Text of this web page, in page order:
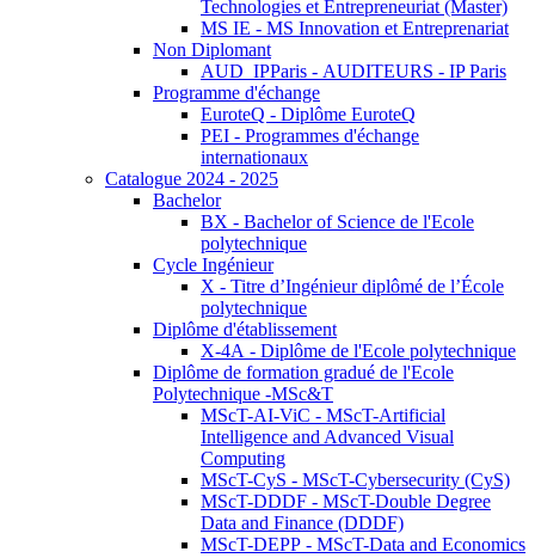
Technologies et Entrepreneuriat (Master)
MS IE - MS Innovation et Entreprenariat
Non Diplomant
AUD_IPParis - AUDITEURS - IP Paris
Programme d'échange
EuroteQ - Diplôme EuroteQ
PEI - Programmes d'échange
internationaux
Catalogue 2024 - 2025
Bachelor
BX - Bachelor of Science de l'Ecole
polytechnique
Cycle Ingénieur
X - Titre d’Ingénieur diplômé de l’École
polytechnique
Diplôme d'établissement
X-4A - Diplôme de l'Ecole polytechnique
Diplôme de formation gradué de l'Ecole
Polytechnique -MSc&T
MScT-AI-ViC - MScT-Artificial
Intelligence and Advanced Visual
Computing
MScT-CyS - MScT-Cybersecurity (CyS)
MScT-DDDF - MScT-Double Degree
Data and Finance (DDDF)
MScT-DEPP - MScT-Data and Economics